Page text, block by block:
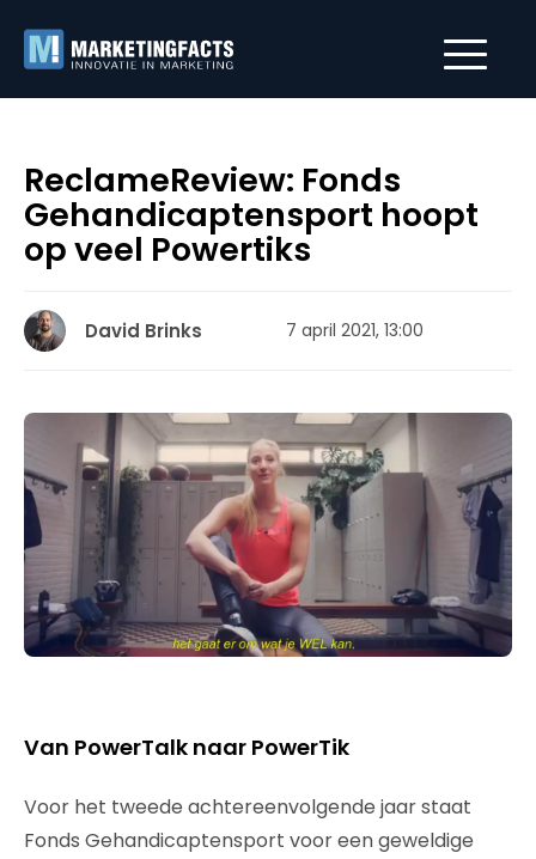
ReclameReview: Fonds
Gehandicaptensport hoopt
op veel Powertiks
David Brinks 7 april 2021, 13:00
Van PowerTalk naar PowerTik
Voor het tweede achtereenvolgende jaar staat
Fonds Gehandicaptensport voor een geweldige